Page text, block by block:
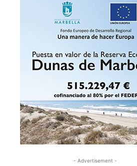
- Advertisement -